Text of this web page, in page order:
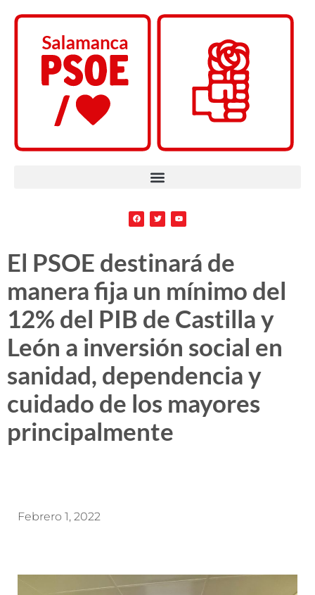
El PSOE destinará de
manera fija un mínimo del
12% del PIB de Castilla y
León a inversión social en
sanidad, dependencia y
cuidado de los mayores
principalmente
Febrero 1, 2022